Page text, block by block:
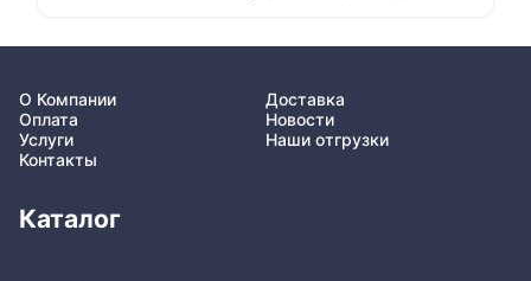
О Компании
Доставка
Оплата
Новости
Услуги
Наши отгрузки
Контакты
Каталог